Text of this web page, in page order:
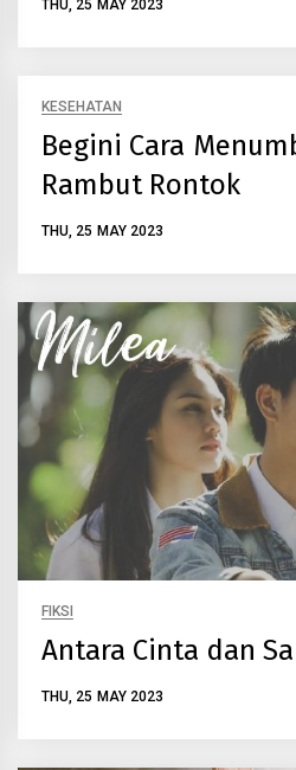
THU, 25 MAY 2023
KESEHATAN
Begini Cara
Rambut Rontok
THU, 25 MAY 2023
FIKSI
Antara Cinta dan
THU, 25 MAY 2023